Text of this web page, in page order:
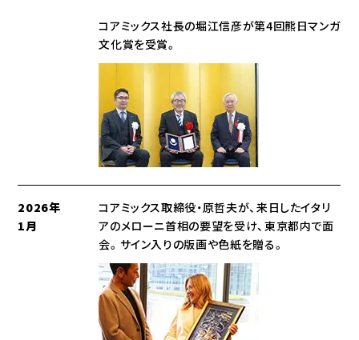
コアミックス社長の堀江信彦が第4回熊日マンガ
文化賞を受賞。
2026年
1月
コアミックス取締役・原哲夫が、来日したイタリ
アのメローニ首相の要望を受け、東京都内で面
会。サイン入りの版画や色紙を贈る。